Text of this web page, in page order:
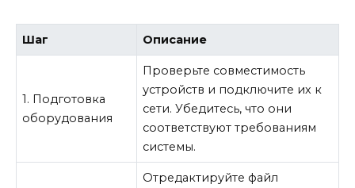
Шаг Описание
1. Подготовка
оборудования
Проверьте совместимость
устройств и подключите их к
сети. Убедитесь, что они
соответствуют требованиям
системы.
Отредактируйте файл